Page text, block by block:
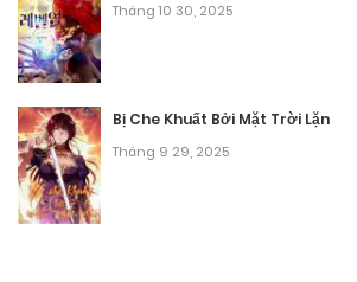
Tháng 10 30, 2025
Bị Che Khuất Bởi Mặt Trời Lặn
Tháng 9 29, 2025